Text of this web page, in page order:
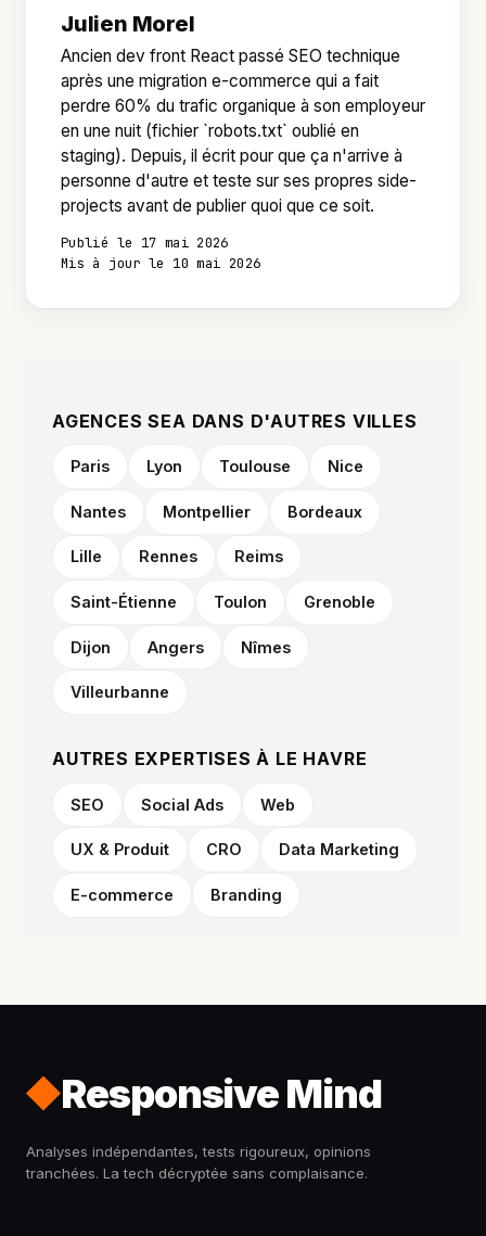
Julien Morel
Ancien dev front React passé SEO technique
après une migration e-commerce qui a fait
perdre 60% du trafic organique à son employeur
en une nuit (fichier `robots.txt` oublié en
staging). Depuis, il écrit pour que ça n'arrive à
personne d'autre et teste sur ses propres side-
projects avant de publier quoi que ce soit.
Publié le 17 mai 2026
Mis à jour le 10 mai 2026
AGENCES SEA DANS D'AUTRES VILLES
Paris Lyon Toulouse Nice
Nantes Montpellier Bordeaux
Lille Rennes Reims
Saint-Étienne Toulon Grenoble
Dijon Angers Nîmes
Villeurbanne
AUTRES EXPERTISES À LE HAVRE
SEO Social Ads Web
UX & Produit CRO Data Marketing
E-commerce Branding
Responsive Mind
Analyses indépendantes, tests rigoureux, opinions
tranchées. La tech décryptée sans complaisance.